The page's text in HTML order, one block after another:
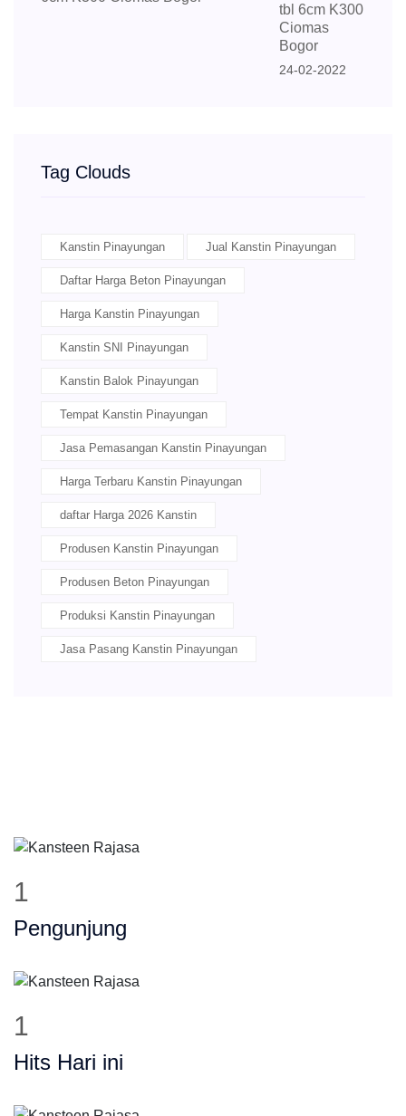
tbl 6cm K300
Ciomas
Bogor
24-02-2022
Tag Clouds
Kanstin Pinayungan Jual Kanstin Pinayungan
Daftar Harga Beton Pinayungan
Harga Kanstin Pinayungan
Kanstin SNI Pinayungan
Kanstin Balok Pinayungan
Tempat Kanstin Pinayungan
Jasa Pemasangan Kanstin Pinayungan
Harga Terbaru Kanstin Pinayungan
daftar Harga 2026 Kanstin
Produsen Kanstin Pinayungan
Produsen Beton Pinayungan
Produksi Kanstin Pinayungan
Jasa Pasang Kanstin Pinayungan
2
Pengunjung
2
Hits Hari ini